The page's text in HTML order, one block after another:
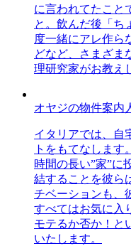
に言われてたこと
と。飲んだ後「ち
度一緒にアレ作ら
どなど、さまざま
理研究家がお教え
オヤジの物件案内
イタリアでは、自
トをもてなしま
時間の長い”家”に
結することを彼ら
チベーションも、
すべてはお気に入
モテるか否か！と
いたします。